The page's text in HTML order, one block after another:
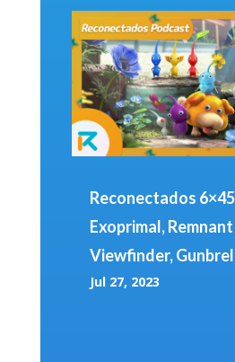
Reconectados
Exoprimal,
Viewfinder,
Jul 27, 2023